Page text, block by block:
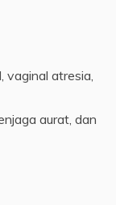
vaginal atresia,
aurat, dan